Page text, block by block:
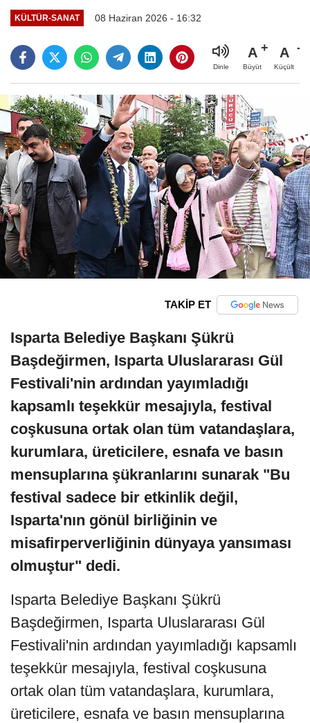
KÜLTÜR-SANAT 08 Haziran 2026 - 16:32
Dinle
A
Büyüt
A
Küçült
TAKİP ET
Isparta Belediye Başkanı Şükrü
Başdeğirmen, Isparta Uluslararası Gül
Festivali'nin ardından yayımladığı
kapsamlı teşekkür mesajıyla, festival
coşkusuna ortak olan tüm vatandaşlara,
kurumlara, üreticilere, esnafa ve basın
mensuplarına şükranlarını sunarak "Bu
festival sadece bir etkinlik değil,
Isparta'nın gönül birliğinin ve
misafirperverliğinin dünyaya yansıması
olmuştur" dedi.
Isparta Belediye Başkanı Şükrü
Başdeğirmen, Isparta Uluslararası Gül
Festivali'nin ardından yayımladığı kapsamlı
teşekkür mesajıyla, festival coşkusuna
ortak olan tüm vatandaşlara, kurumlara,
üreticilere, esnafa ve basın mensuplarına